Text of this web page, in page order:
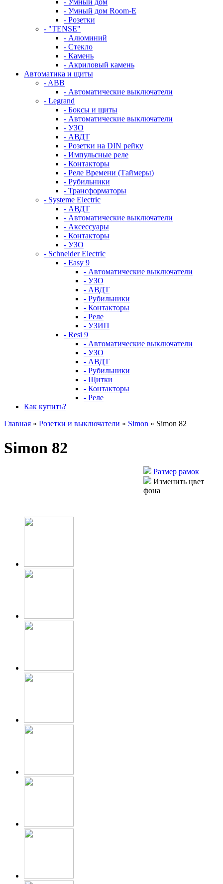
- Умный дом
- Умный дом Room-E
- Розетки
- "TENSE"
- Алюминий
- Стекло
- Камень
- Акриловый камень
Автоматика и щиты
- ABB
- Автоматические выключатели
- Legrand
- Боксы и щиты
- Автоматические выключатели
- УЗО
- АВДТ
- Розетки на DIN рейку
- Импульсные реле
- Контакторы
- Реле Времени (Таймеры)
- Рубильники
- Трансформаторы
- Systeme Electric
- АВДТ
- Автоматические выключатели
- Аксессуары
- Контакторы
- УЗО
- Schneider Electric
- Easy 9
- Автоматические выключатели
- УЗО
- АВДТ
- Рубильники
- Контакторы
- Реле
- УЗИП
- Resi 9
- Автоматические выключатели
- УЗО
- АВДТ
- Рубильники
- Щитки
- Контакторы
- Реле
Как купить?
Главная » Розетки и выключатели » Simon » Simon 82
Simon 82
Размер рамок
Изменить цвет
фона